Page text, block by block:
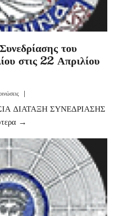
του
στις 22 Απριλίου
|
ΔΙΑΤΑΞΗ ΣΥΝΕΔΡΙΑΣΗΣ
→